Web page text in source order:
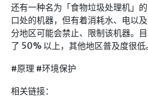
还有一种名为「食物垃圾处理机」
口处的机器，但有着消耗水、电以
分地区可能会禁止、限制该机器。
了 50% 以上，其他地区普及度很低。
#原理 #环境保护
相关链接：